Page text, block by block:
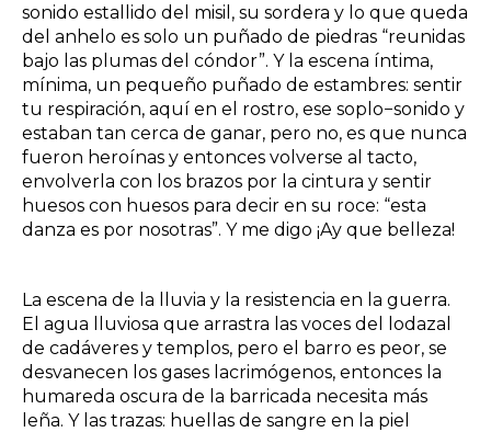
sonido estallido del misil, su sordera y lo que queda
del anhelo es solo un puñado de piedras “reunidas
bajo las plumas del cóndor”. Y la escena íntima,
mínima, un pequeño puñado de estambres: sentir
tu respiración, aquí en el rostro, ese soplo−sonido y
estaban tan cerca de ganar, pero no, es que nunca
fueron heroínas y entonces volverse al tacto,
envolverla con los brazos por la cintura y sentir
huesos con huesos para decir en su roce: “esta
danza es por nosotras”. Y me digo ¡Ay que belleza!
La escena de la lluvia y la resistencia en la guerra.
El agua lluviosa que arrastra las voces del lodazal
de cadáveres y templos, pero el barro es peor, se
desvanecen los gases lacrimógenos, entonces la
humareda oscura de la barricada necesita más
leña. Y las trazas: huellas de sangre en la piel